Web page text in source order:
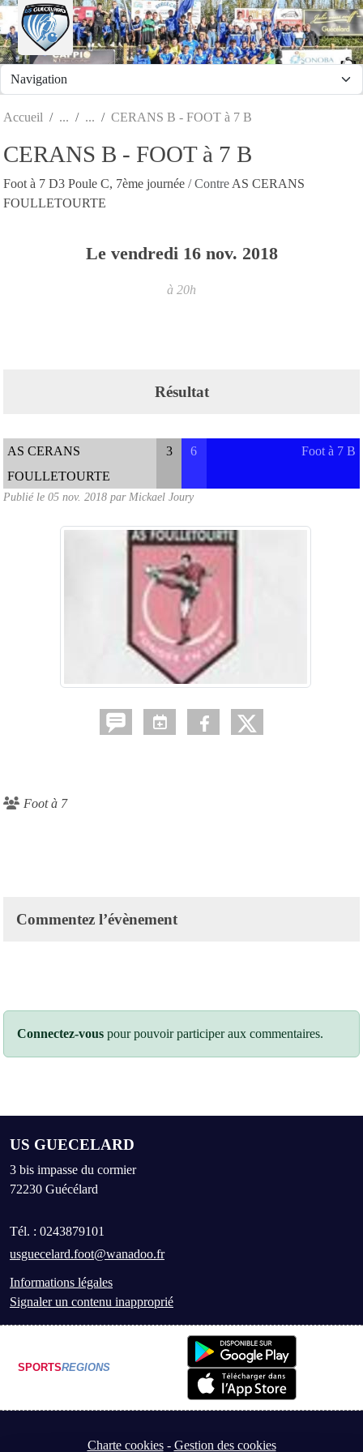
Accueil CERANS B - FOOT à 7 B
CERANS B - FOOT à 7 B
Foot à 7 D3 Poule C, 7ème journée / Contre AS CERANS
FOULLETOURTE
Le vendredi 16 nov. 2018
à 20h
Résultat
AS CERANS
FOULLETOURTE
3 6 Foot à 7 B
Publié le 05 nov. 2018 parMickael Joury
Foot à 7
Commentez l’évènement
Connectez-vous pour pouvoir participer aux commentaires.
US GUECELARD
3 bis impasse du cormier
72230 Guécélard
Tél. : 0243879101
usguecelard.foot@wanadoo.fr
Informations légales
Signaler un contenu inapproprié
SPORTSREGIONS
Charte cookies Gestion des cookies
Panneau de gestion des cookies